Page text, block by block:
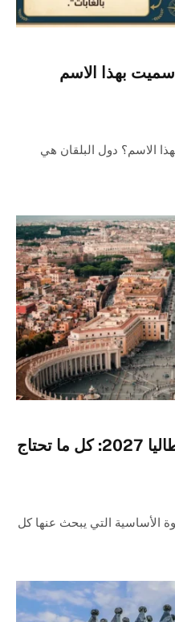
سميت بهذا الاسم
الاسم؟ دول البلقان هي
دليل تصريح الإقامة في إيطاليا 2027: كل ما تحتاج
الأساسية التي يبحث عنها كل